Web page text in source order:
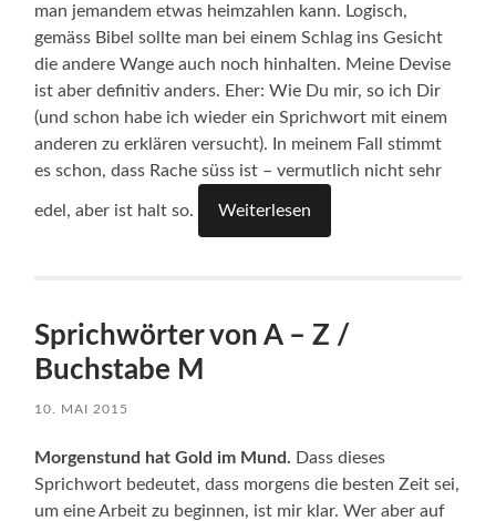
man jemandem etwas heimzahlen kann. Logisch,
gemäss Bibel sollte man bei einem Schlag ins Gesicht
die andere Wange auch noch hinhalten. Meine Devise
ist aber definitiv anders. Eher: Wie Du mir, so ich Dir
(und schon habe ich wieder ein Sprichwort mit einem
anderen zu erklären versucht). In meinem Fall stimmt
es schon, dass Rache süss ist – vermutlich nicht sehr
edel, aber ist halt so. Weiterlesen
Sprichwörter von A – Z /
Buchstabe M
10. MAI 2015
Morgenstund hat Gold im Mund. Dass dieses
Sprichwort bedeutet, dass morgens die besten Zeit sei,
um eine Arbeit zu beginnen, ist mir klar. Wer aber auf